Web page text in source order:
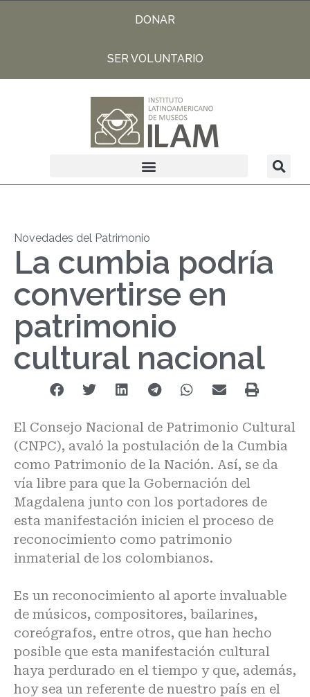
DONAR
SER VOLUNTARIO
Novedades del Patrimonio
La cumbia podría
convertirse en
patrimonio
cultural nacional
El Consejo Nacional de Patrimonio Cultural
(CNPC), avaló la postulación de la Cumbia
como Patrimonio de la Nación. Así, se da
vía libre para que la Gobernación del
Magdalena junto con los portadores de
esta manifestación inicien el proceso de
reconocimiento como patrimonio
inmaterial de los colombianos.
Es un reconocimiento al aporte invaluable
de músicos, compositores, bailarines,
coreógrafos, entre otros, que han hecho
posible que esta manifestación cultural
haya perdurado en el tiempo y que, además,
hoy sea un referente de nuestro país en el